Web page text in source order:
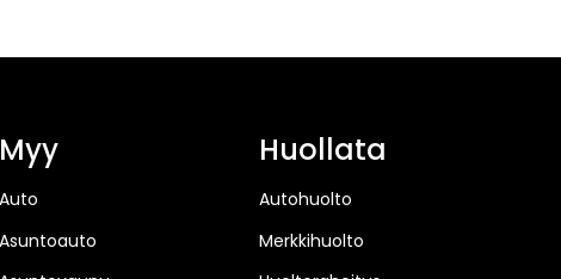
Myy
Auto
Asuntoauto
Huollata
Autohuolto
Merkkihuolto